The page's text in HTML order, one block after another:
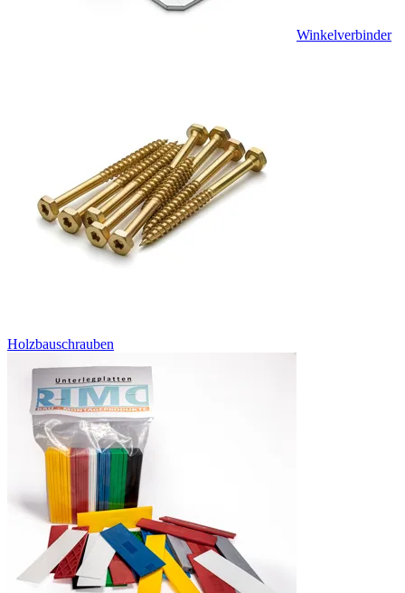
Winkelverbinder
Holzbauschrauben